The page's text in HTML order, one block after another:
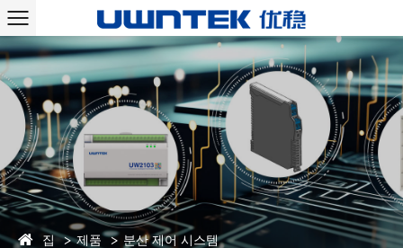
집 제품 분산 제어 시스템